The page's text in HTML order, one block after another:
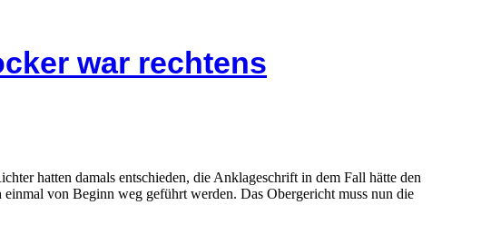
war rechtens
hatten damals entschieden, die Anklageschrift in dem Fall hätte den
von Beginn weg geführt werden. Das Obergericht muss nun die